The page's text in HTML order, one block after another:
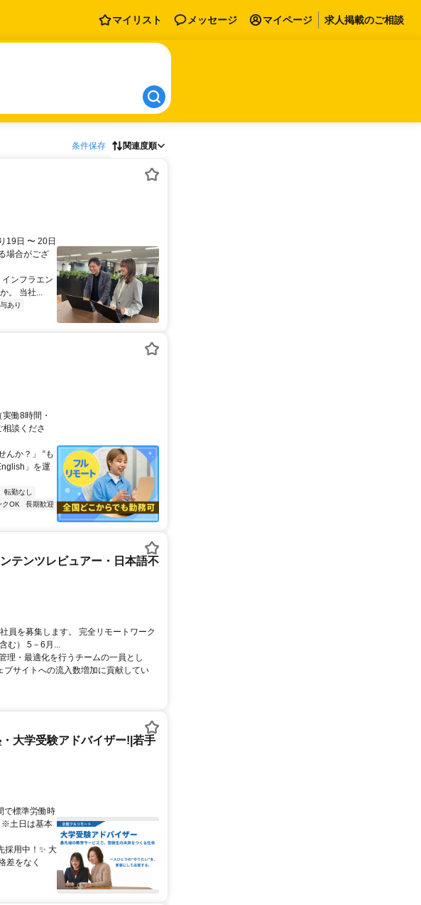
マイリスト メッセージ マイページ 求人掲載のご相談
条件保存 関連度順
19日 〜 20日
場合がござ
ンフラエン
。 当社...
あり
働8時間・
談くださ
んか？」 “も
」を運
転勤なし
クOK
長期歓迎
テンツレビュアー・日本語不
員を募集します。 完全リモートワーク
む） 5－6月...
理・最適化を行うチームの一員とし
サイトへの流入数増加に貢献してい
大学受験アドバイザー!|若手
で標準労働時
※土日は基本
採用中！✨️ 大
差をなく